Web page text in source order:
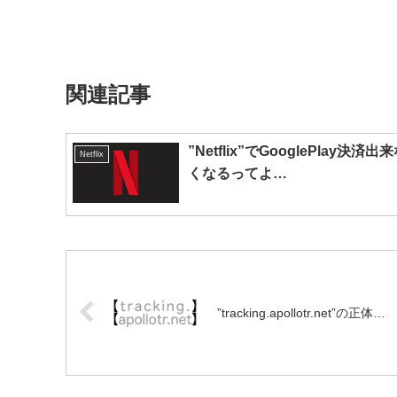
関連記事
Netflix
”Netflix”でGooglePlay決済出来
くなるってよ…
”tracking.apollotr.net”の正体…